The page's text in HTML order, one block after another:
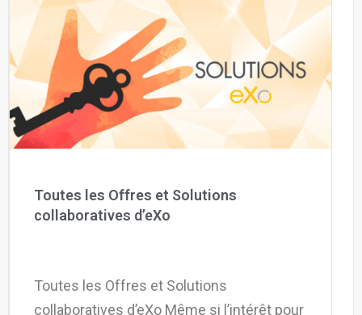
Toutes les Offres et Solutions
collaboratives d’eXo
Toutes les Offres et Solutions
collaboratives d’eXo Même si l’intérêt pour